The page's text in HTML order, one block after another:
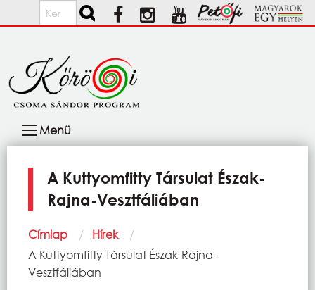
Ugrás a tartalomra
Keresés
navigáció
Menü
A Kuttyomfitty Társulat Észak-
Rajna-Vesztfáliában
Morzsa
Címlap
Hírek
Current:
A Kuttyomfitty Társulat Észak-Rajna-
Vesztfáliában